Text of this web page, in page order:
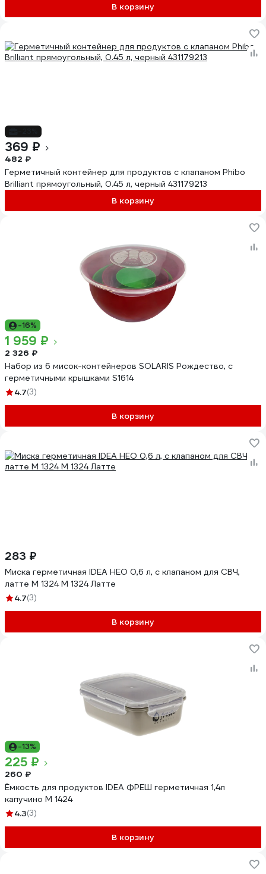
В корзину
369 ₽
482 ₽
Герметичный контейнер для продуктов с клапаном Phibo
Brilliant прямоугольный, 0.45 л, черный 431179213
В корзину
-16%
1 959 ₽
2 326 ₽
Набор из 6 мисок-контейнеров SOLARIS Рождество, с
герметичными крышками S1614
4.7(3)
В корзину
283 ₽
Миска герметичная IDEA НЕО 0,6 л, с клапаном для СВЧ,
латте М 1324 М 1324 Латте
4.7(3)
В корзину
-13%
225 ₽
260 ₽
Ёмкость для продуктов IDEA ФРЕШ герметичная 1,4л
капучино М 1424
4.3(3)
В корзину